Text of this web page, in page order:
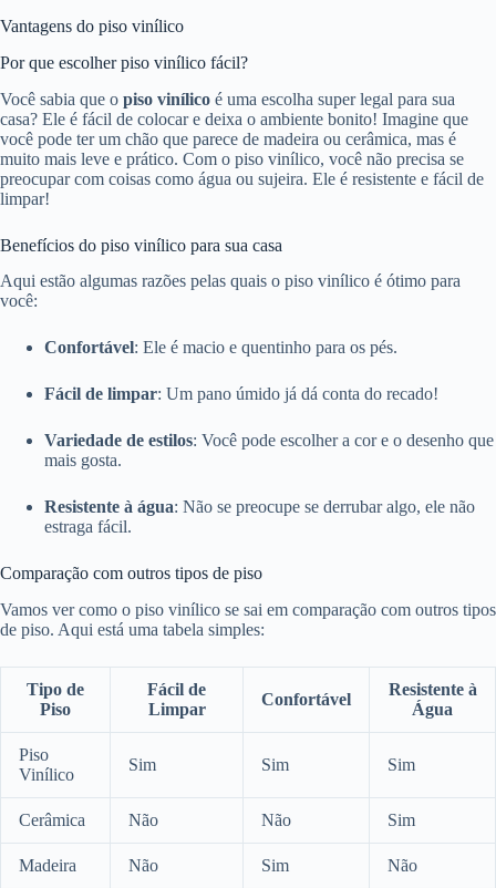
Vantagens do piso vinílico
Por que escolher piso vinílico fácil?
Você sabia que o piso vinílico é uma escolha super legal para sua
casa? Ele é fácil de colocar e deixa o ambiente bonito! Imagine que
você pode ter um chão que parece de madeira ou cerâmica, mas é
muito mais leve e prático. Com o piso vinílico, você não precisa se
preocupar com coisas como água ou sujeira. Ele é resistente e fácil de
limpar!
Benefícios do piso vinílico para sua casa
Aqui estão algumas razões pelas quais o piso vinílico é ótimo para
você:
Confortável: Ele é macio e quentinho para os pés.
Fácil de limpar: Um pano úmido já dá conta do recado!
Variedade de estilos: Você pode escolher a cor e o desenho que
mais gosta.
Resistente à água: Não se preocupe se derrubar algo, ele não
estraga fácil.
Comparação com outros tipos de piso
Vamos ver como o piso vinílico se sai em comparação com outros tipos
de piso. Aqui está uma tabela simples:
Tipo de
Piso
Fácil de
Limpar
Confortável
Resistente à
Água
Piso
Vinílico
Sim Sim Sim
Cerâmica Não Não Sim
Madeira Não Sim
Não